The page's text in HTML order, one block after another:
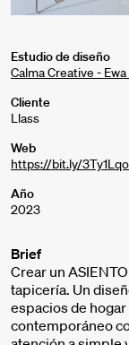
Estudio de diseño
Calma Creative -
Cliente
Llass
Web
https://bit.ly/3Ty1Lqo
Año
2023
Brief
Crear un
tapicería. Un
espacios de
contemporáneo